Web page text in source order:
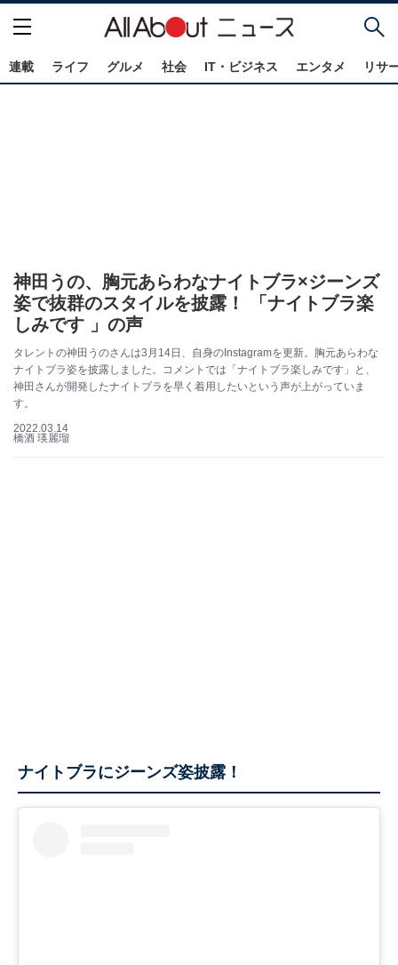
連載 ライフ グルメ 社会 IT・ビジネス エンタメ リサ
神田うの、胸元あらわなナイトブラ×ジーンズ
姿で抜群のスタイルを披露！ 「ナイトブラ楽
しみです 」の声
タレントの神田うのさんは3月14日、自身のInstagramを更新。胸元あらわな
ナイトブラ姿を披露しました。コメントでは「ナイトブラ楽しみです」と、
神田さんが開発したナイトブラを早く着用したいという声が上がっていま
す。
2022.03.14
橋酒 瑛麗瑠
ナイトブラにジーンズ姿披露！